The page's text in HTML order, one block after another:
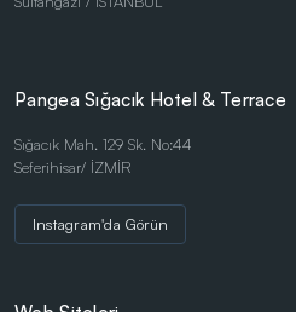
Kristal ve Ödül Ürünleri
Table Sets
Masaüstü Ürünler
Metal Tükenmez - Roller Kalemler
Pangea Sığacık Hotel & Terrace
Sığacık Mah. 129 Sk. No:44
Seferihisar/ İZMİR
Instagram'da Görün